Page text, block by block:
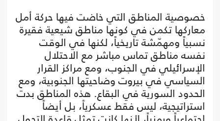
خصوصية المناطق التي خاضت فيها حركة أمل
معاركها تكمن في كونها مناطق شيعية فقيرة
نسبياً ومهمّشة تاريخياً، لكنها في الوقت
نفسه مناطق تماس مباشر مع الاحتلال
الإسرائيلي في الجنوب، ومع مراكز القرار
السياسي في بيروت وضاحيتها الجنوبية، ومع
الحدود السورية في البقاع. هذه المناطق بدت
استراتيجية، ليس فقط عسكرياً، بل أيضاً